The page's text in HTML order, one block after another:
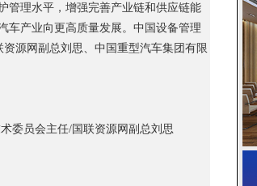
管理水平，增强完善产业链和供应链能
车产业向更高质量发展。中国设备管理
源网副总刘思、中国重型汽车集团有限
委员会主任/国联资源网副总刘思